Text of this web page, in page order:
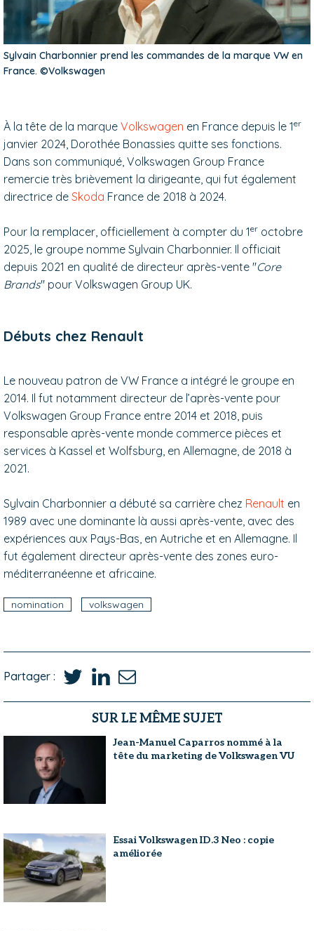
Sylvain Charbonnier prend les commandes de la marque VW en
France. ©Volkswagen
À la tête de la marque Volkswagen en France depuis le 1er
janvier 2024, Dorothée Bonassies quitte ses fonctions.
Dans son communiqué, Volkswagen Group France
remercie très brièvement la dirigeante, qui fut également
directrice de Skoda France de 2018 à 2024.
Pour la remplacer, officiellement à compter du 1er octobre
2025, le groupe nomme Sylvain Charbonnier. Il officiait
depuis 2021 en qualité de directeur après-vente ''Core
Brands'' pour Volkswagen Group UK.
Débuts chez Renault
Le nouveau patron de VW France a intégré le groupe en
2014. Il fut notamment directeur de l’après-vente pour
Volkswagen Group France entre 2014 et 2018, puis
responsable après-vente monde commerce pièces et
services à Kassel et Wolfsburg, en Allemagne, de 2018 à
2021.
Sylvain Charbonnier a débuté sa carrière chez Renault en
1989 avec une dominante là aussi après-vente, avec des
expériences aux Pays-Bas, en Autriche et en Allemagne. Il
fut également directeur après-vente des zones euro-
méditerranéenne et africaine.
nomination volkswagen
Partager :
SUR LE MÊME SUJET
Jean-Manuel Caparros nommé à la
tête du marketing de Volkswagen VU
Essai Volkswagen ID.3 Neo : copie
améliorée